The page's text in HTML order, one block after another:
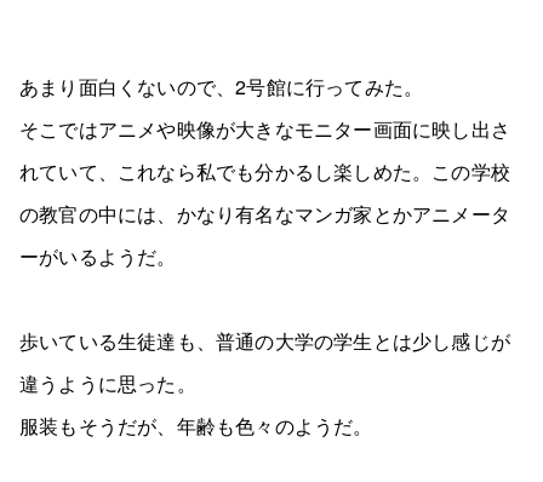
あまり面白くないので、2号館に行ってみた。
そこではアニメや映像が大きなモニター画面に映し出さ
れていて、これなら私でも分かるし楽しめた。この学校
の教官の中には、かなり有名なマンガ家とかアニメータ
ーがいるようだ。
歩いている生徒達も、普通の大学の学生とは少し感じが
違うように思った。
服装もそうだが、年齢も色々のようだ。